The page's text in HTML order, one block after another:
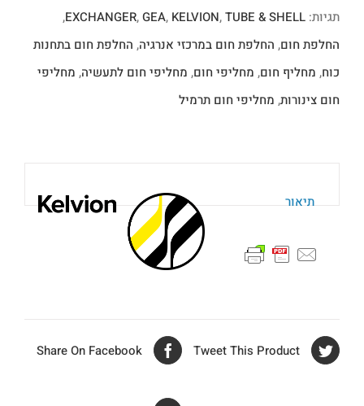
תגיות:
EXCHANGER,GEA, KELVION,TUBE & SHELL
,
החלפת חום, החלפת חום במרכזי אנרגיה, החלפת חום בתחנות
כוח, מחליף חום, מחליפי חום, מחליפי חום לתעשיה, מחליפי
חום צינורות, מחליפי חום תרמיל
תיאור
Share On Facebook Tweet This Product